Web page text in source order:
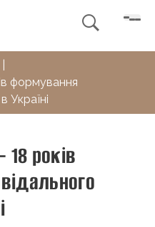

формування
Україні
років